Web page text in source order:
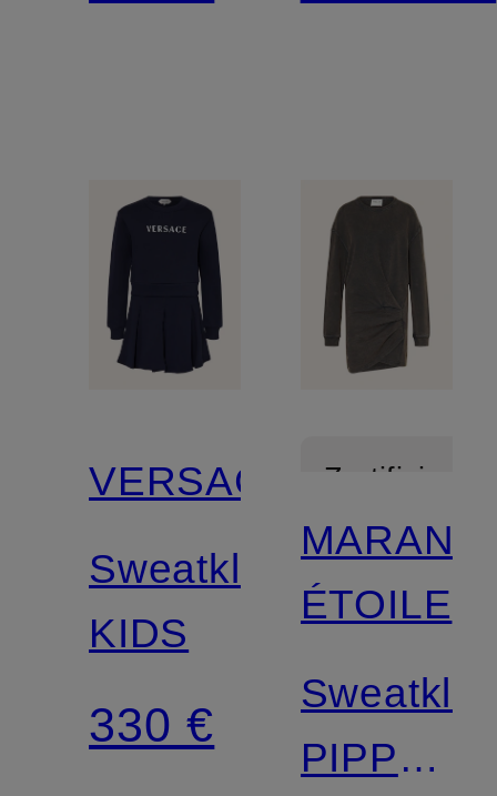
VERSACE
Sweatkleid
KIDS
330 €
Zertifiziert
MARANT
ÉTOILE
PIPPER